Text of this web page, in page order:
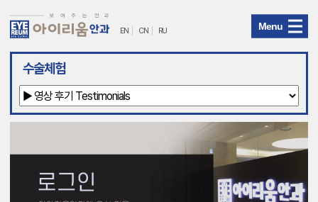
아
리
움
EN CN RU Menu
수술체험